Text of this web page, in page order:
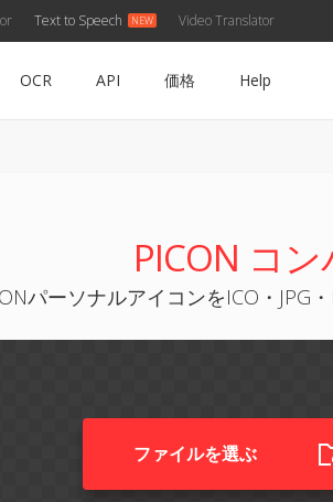
Text to Speech Video Translator
OCR API 価格 Help
PICON コ
パーソナルアイコンをICO・JPG
ファイルを選ぶ